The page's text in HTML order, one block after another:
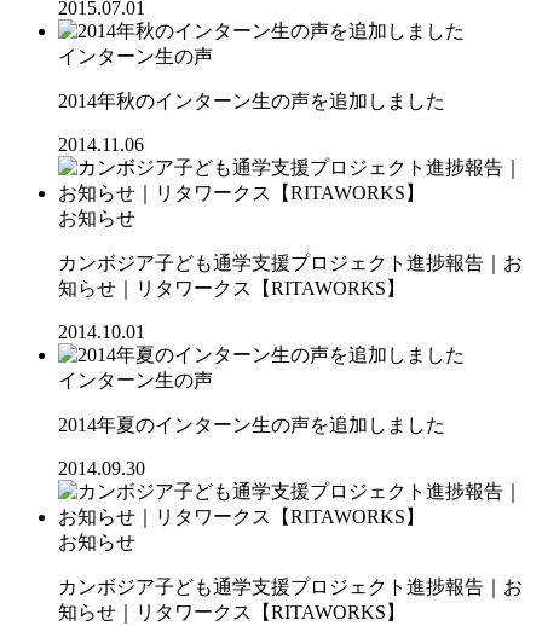
2015.07.01
インターン生の声
2014年秋のインターン生の声を追加しました
2014.11.06
お知らせ
カンボジア子ども通学支援プロジェクト進捗報告｜お
知らせ｜リタワークス【RITAWORKS】
2014.10.01
インターン生の声
2014年夏のインターン生の声を追加しました
2014.09.30
お知らせ
カンボジア子ども通学支援プロジェクト進捗報告｜お
知らせ｜リタワークス【RITAWORKS】